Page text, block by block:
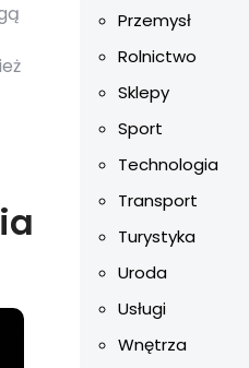
Przemysł
Rolnictwo
Sklepy
Sport
Technologia
Transport
Turystyka
Uroda
Usługi
Wnętrza